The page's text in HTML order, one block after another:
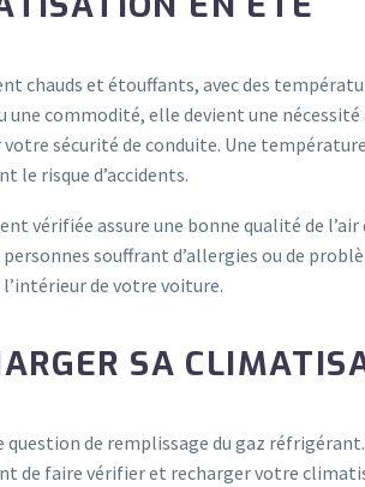
chauds et étouffants, avec des
une commodité, elle devient une
sécurité de conduite. Une
le risque d’accidents.
vérifiée assure une bonne qualité de
souffrant d’allergies ou de
de votre voiture.
SA
question de remplissage du gaz
de faire vérifier et recharger votre